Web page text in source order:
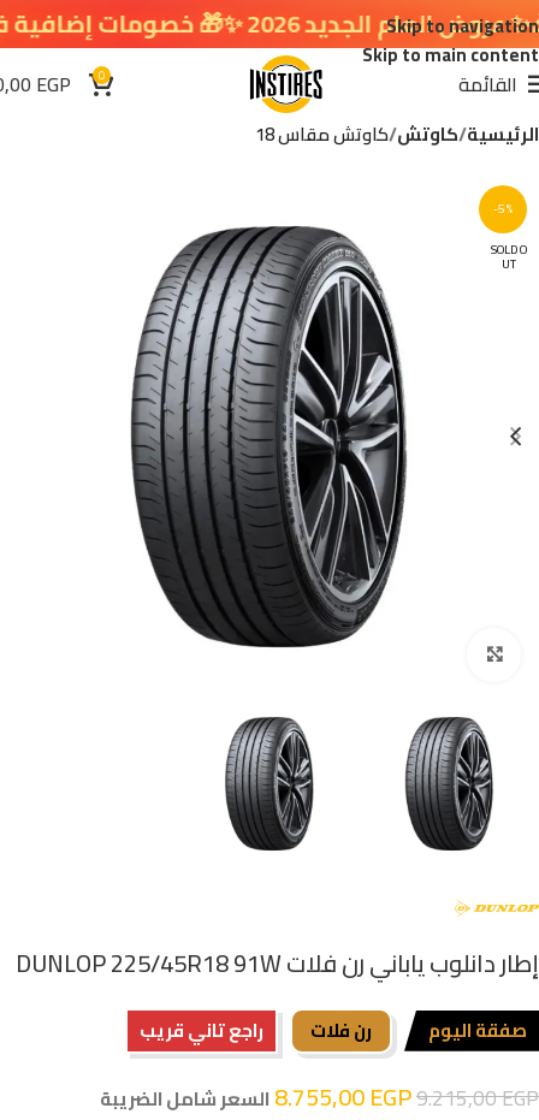
Skip to navigation
Skip to main content
القائمة 0
EGP
الرئيسية كاوتش كاوتش مقاس 18
-5%
SOLD O
UT
إطار دانلوب ياباني رن فلات DUNLOP 225/45R18 91W
صفقة اليوم رن فلات راجع تاني قريب
9.215,00EGP
8.755,00EGP
السعر شامل الضريبة
2026 ✨🎁 خصومات إضافية في سلة التسوق 🔥